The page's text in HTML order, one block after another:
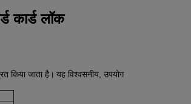
कार्ड लॉक
किया जाता है। यह विश्वसनीय, उपयोग